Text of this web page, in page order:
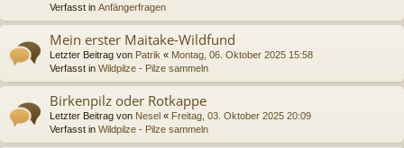
Verfasst in Anfängerfragen
Mein erster Maitake-Wildfund
Letzter Beitrag von Patrik « Montag, 06. Oktober 2025 15:58
Verfasst in Wildpilze - Pilze sammeln
Birkenpilz oder Rotkappe
Letzter Beitrag von Nesel « Freitag, 03. Oktober 2025 20:09
Verfasst in Wildpilze - Pilze sammeln